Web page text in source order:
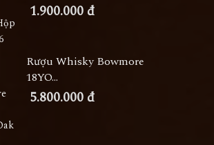
1.900.000 đ
Rượu Whisky Bowmore
18YO...
5.800.000 đ